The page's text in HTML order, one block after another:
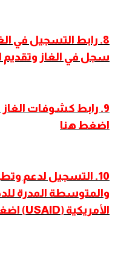
8. رابط التسجيل في
سجل في الغاز
9
. رابط كشوفات
اضغط هنا
10. التسجيل لدعم
والمتوسطة المدرة
الأمريكية (USAID) اضغط هنا